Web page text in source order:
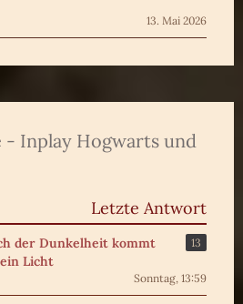
13. Mai 2026
- Inplay Hogwarts und
Letzte Antwort
der Dunkelheit kommt
Licht
13
Sonntag, 13:59